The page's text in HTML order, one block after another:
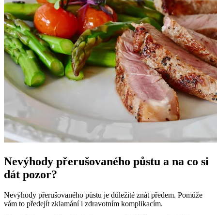
Nevýhody přerušovaného půstu a na co si
dát pozor?
Nevýhody přerušovaného půstu je důležité znát předem. Pomůže
vám to předejít zklamání i zdravotním komplikacím.